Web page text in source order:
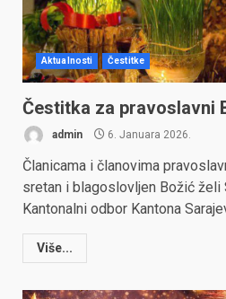
Aktualnosti Čestitke
Čestitka za pravoslavni
admin 6. Januara 2026.
Članicama i članovima
sretan i blagoslovljen Božić želi
Kantonalni odbor Kantona
Više...